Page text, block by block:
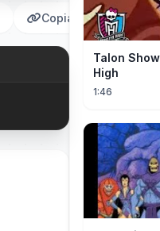
Copiar
Talon
High
1:46